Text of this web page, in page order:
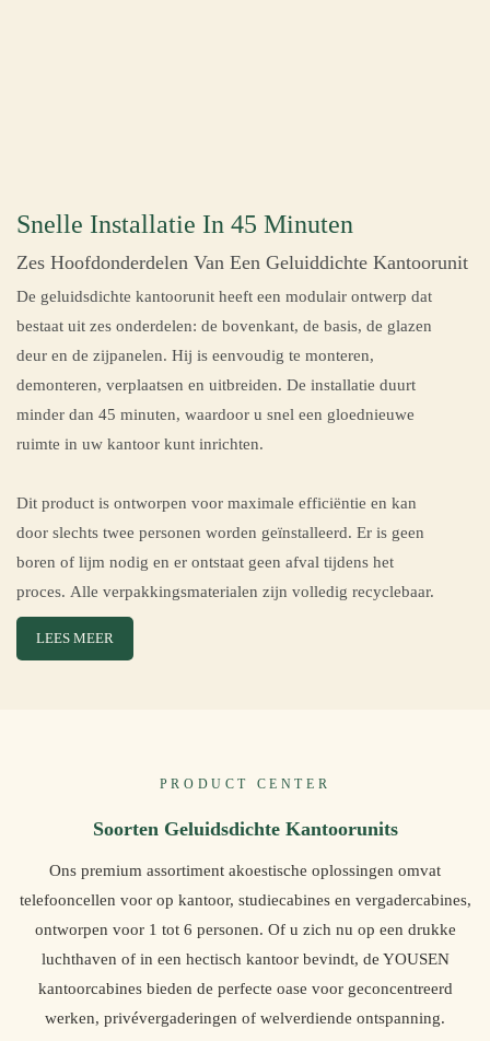
Snelle Installatie In 45 Minuten
Zes Hoofdonderdelen Van Een Geluiddichte Kantoorunit
De geluidsdichte kantoorunit heeft een modulair ontwerp dat
bestaat uit zes onderdelen: de bovenkant, de basis, de glazen
deur en de zijpanelen. Hij is eenvoudig te monteren,
demonteren, verplaatsen en uitbreiden. De installatie duurt
minder dan 45 minuten, waardoor u snel een gloednieuwe
ruimte in uw kantoor kunt inrichten.
Dit product is ontworpen voor maximale efficiëntie en kan
door slechts twee personen worden geïnstalleerd. Er is geen
boren of lijm nodig en er ontstaat geen afval tijdens het
proces. Alle verpakkingsmaterialen zijn volledig recyclebaar.
LEES MEER
PRODUCT CENTER
Soorten Geluidsdichte Kantoorunits
Ons premium assortiment akoestische oplossingen omvat
telefooncellen voor op kantoor, studiecabines en vergadercabines,
ontworpen voor 1 tot 6 personen. Of u zich nu op een drukke
luchthaven of in een hectisch kantoor bevindt, de YOUSEN
kantoorcabines bieden de perfecte oase voor geconcentreerd
werken, privévergaderingen of welverdiende ontspanning.